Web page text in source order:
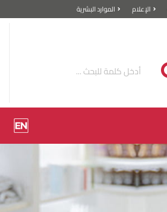
الإعلام الموارد البشرية